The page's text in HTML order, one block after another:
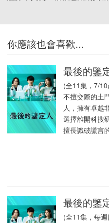
你應該也會喜歡...
最後的鑒
(全11集，7/10
不擅交際的土
人，擁有卓越
選擇離開科搜
擅長識破謊言
最後的鑒
(全11集，每